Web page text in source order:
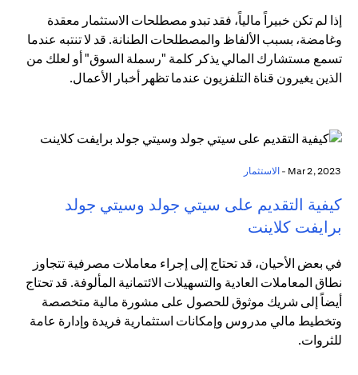
إذا لم تكن خبيراً مالياً، فقد تبدو مصطلحات الاستثمار معقدة
وغامضة، بسبب الألفاظ والمصطلحات الطنانة. قد لا تنتبه عندما
تسمع مستشارك المالي يذكر كلمة "رسملة السوق" أو لعلك من
الذين يغيرون قناة التلفزيون عندما تظهر أخبار الأعمال.
الاستثمار
كيفية التقديم على سيتي جولد وسيتي جولد
برايفت كلاينت
في بعض الأحيان، قد تحتاج إلى إجراء معاملات مصرفية تتجاوز
نطاق المعاملات العادية والتسهيلات الائتمانية المألوفة. قد تحتاج
أيضاً إلى شريك موثوق للحصول على مشورة مالية متخصصة
وتخطيط مالي مدروس وإمكانات استثمارية فريدة وإدارة عامة
للثروات.